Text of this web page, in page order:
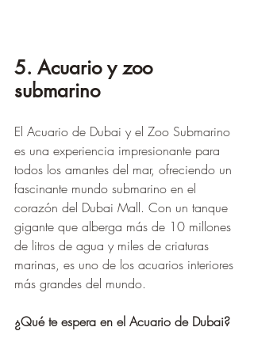
5. Acuario y zoo
submarino
El Acuario de Dubai y el Zoo Submarino
es una experiencia impresionante para
todos los amantes del mar, ofreciendo un
fascinante mundo submarino en el
corazón del Dubai Mall. Con un tanque
gigante que alberga más de 10 millones
de litros de agua y miles de criaturas
marinas, es uno de los acuarios interiores
más grandes del mundo.
¿Qué te espera en el Acuario de Dubai?